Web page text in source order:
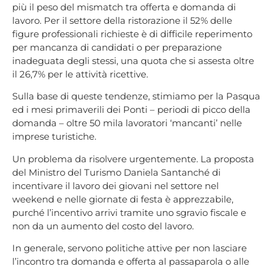
più il peso del mismatch tra offerta e domanda di
lavoro. Per il settore della ristorazione il 52% delle
figure professionali richieste è di difficile reperimento
per mancanza di candidati o per preparazione
inadeguata degli stessi, una quota che si assesta oltre
il 26,7% per le attività ricettive.
Sulla base di queste tendenze, stimiamo per la Pasqua
ed i mesi primaverili dei Ponti – periodi di picco della
domanda – oltre 50 mila lavoratori ‘mancanti’ nelle
imprese turistiche.
Un problema da risolvere urgentemente. La proposta
del Ministro del Turismo Daniela Santanché di
incentivare il lavoro dei giovani nel settore nel
weekend e nelle giornate di festa è apprezzabile,
purché l’incentivo arrivi tramite uno sgravio fiscale e
non da un aumento del costo del lavoro.
In generale, servono politiche attive per non lasciare
l’incontro tra domanda e offerta al passaparola o alle